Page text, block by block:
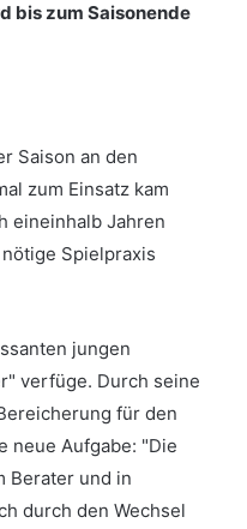
bis zum Saisonende
Saison an den
zum Einsatz kam
eineinhalb Jahren
Spielpraxis
jungen
verfüge. Durch seine
für den
neue Aufgabe: "Die
Berater und in
durch den Wechsel